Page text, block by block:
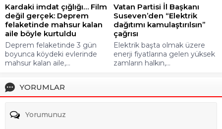
Kardaki imdat çığlığı… Film
değil gerçek: Deprem
felaketinde mahsur kalan
aile böyle kurtuldu
Deprem felaketinde 3 gün
boyunca köydeki evlerinde
mahsur kalan aile,...
Vatan Partisi İl Başkanı
Suseven’den “Elektrik
dağıtımı kamulaştırılsın”
çağrısı
Elektrik başta olmak üzere
enerji fiyatlarına gelen yüksek
zamların halkın,...
YORUMLAR